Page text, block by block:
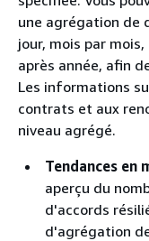
une agrégation de
jour, mois par
après année, afin
Les informations
contrats et aux
niveau agrégé.
Tendances en
aperçu du
d'accords
d'agrégation